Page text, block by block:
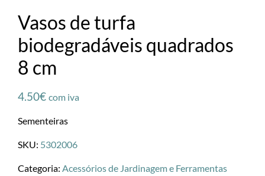
Vasos de turfa
biodegradáveis quadrados
8 cm
4.50€ com iva
Sementeiras
SKU: 5302006
Categoria: Acessórios de Jardinagem e Ferramentas